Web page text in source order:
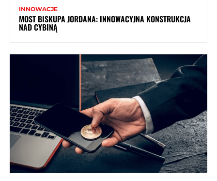
INNOWACJE
MOST BISKUPA JORDANA: INNOWACYJNA KONSTRUKCJA
NAD CYBINĄ